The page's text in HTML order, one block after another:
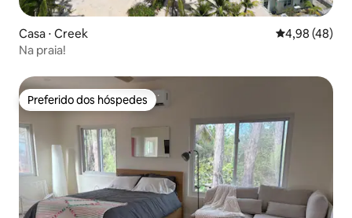
Casa ⋅ Creek 4,98 de uma
4,98 (48)
Na praia!
Preferido dos hóspedes
Preferido dos hóspedes